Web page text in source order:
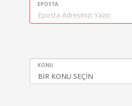
EPOSTA
KONU